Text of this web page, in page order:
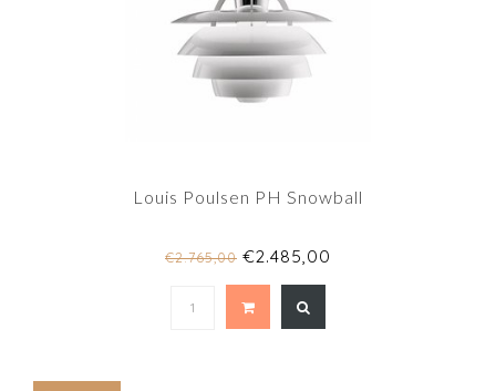
Louis Poulsen PH Snowball
€2.765,00 €2.485,00